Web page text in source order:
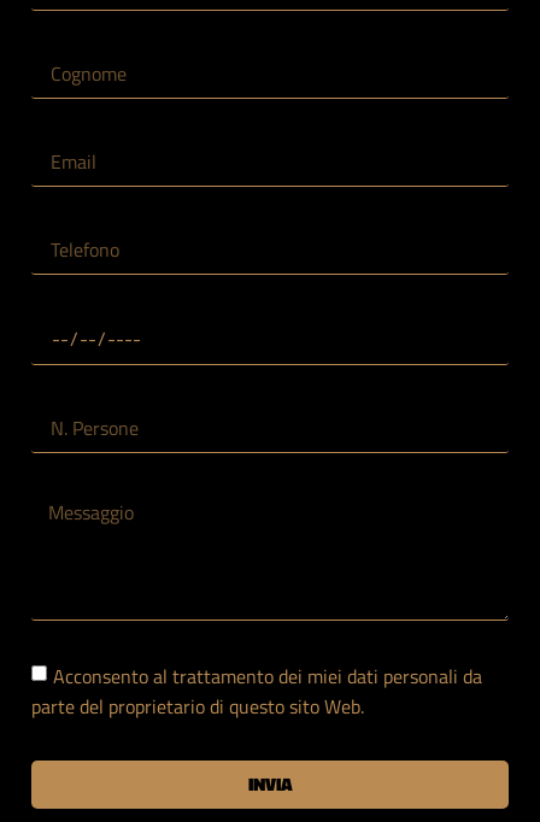
Acconsento al trattamento dei miei dati personali da
parte del proprietario di questo sito Web.
INVIA